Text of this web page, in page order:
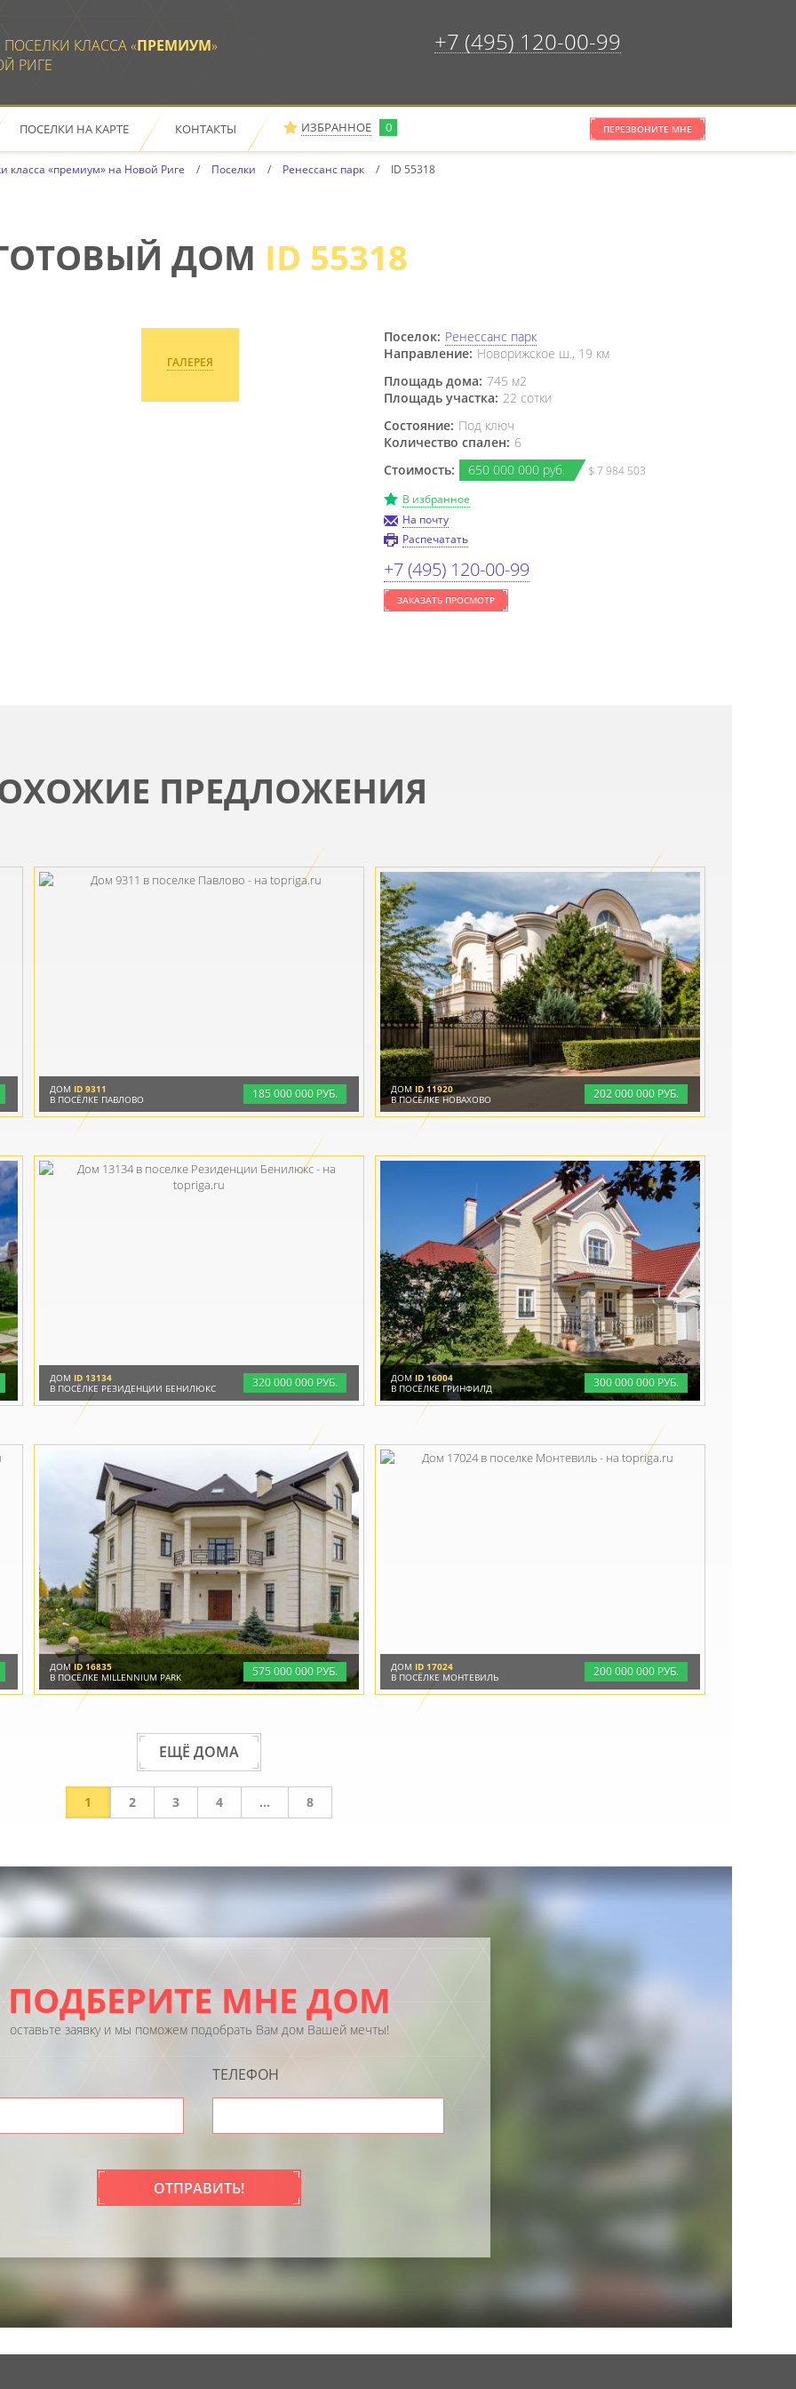
КЛАССА «ПРЕМИУМ»
РИГЕ
+7 (495) 120-00-99
ПОСЕЛКИ НА КАРТЕ КОНТАКТЫ ИЗБРАННОЕ 0 ПЕРЕЗВОНИТЕ МНЕ
×
класса «премиум» на Новой Риге Поселки Ренессанс парк ID 55318
ДОМ ID 55318
ГАЛЕРЕЯ
Поселок: Ренессанс парк
Направление: Новорижское ш., 19 км
Площадь дома: 745 м2
Площадь участка: 22 сотки
Состояние: Под ключ
Количество спален: 6
Стоимость:
650 000 000 руб.
$ 7 984 503
В избранное
На почту
Распечатать
+7 (495) 120-00-99
ЗАКАЗАТЬ ПРОСМОТР
ПРЕДЛОЖЕНИЯ
185000000 РУБ.
ДОМ ID 9311
В ПОСЁЛКЕ ПАВЛОВО
202000000 РУБ.
ДОМ ID 11920
В ПОСЁЛКЕ НОВАХОВО
320000000 РУБ.
ДОМ ID 13134
В ПОСЁЛКЕ РЕЗИДЕНЦИИ БЕНИЛЮКС
300000000 РУБ.
ДОМID 16004
В ПОСЁЛКЕ ГРИНФИЛД
575000000 РУБ.
ДОМID 16835
В ПОСЁЛКЕ MILLENNIUM PARK
200000000 РУБ.
ДОМ ID 17024
В ПОСЁЛКЕ МОНТЕВИЛЬ
ЕЩЁ ДОМА
1 2 3 4 ... 8
ПОДБЕРИТЕ МНЕ ДОМ
оставьте заявку и мы поможем подобрать Вам дом Вашей мечты!
ТЕЛЕФОН
ОТПРАВИТЬ!